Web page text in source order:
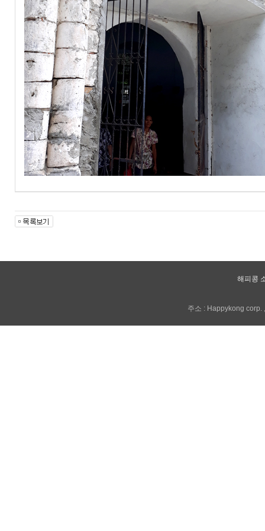
해피콩
주소 : Happykong